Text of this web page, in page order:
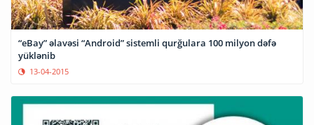
“eBay” əlavəsi “Android” sistemli qurğulara 100 milyon dəfə
yüklənib
13-04-2015